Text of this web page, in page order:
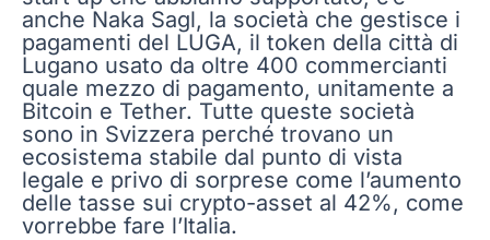
anche Naka Sagl, la società che gestisce i
pagamenti del LUGA, il token della città di
Lugano usato da oltre 400 commercianti
quale mezzo di pagamento, unitamente a
Bitcoin e Tether. Tutte queste società
sono in Svizzera perché trovano un
ecosistema stabile dal punto di vista
legale e privo di sorprese come l’aumento
delle tasse sui crypto-asset al 42%, come
vorrebbe fare l’Italia.